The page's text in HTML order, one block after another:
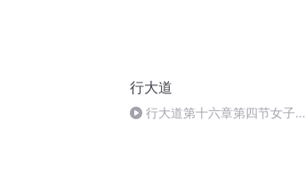
行大道
行大道第十六章第四节女子修